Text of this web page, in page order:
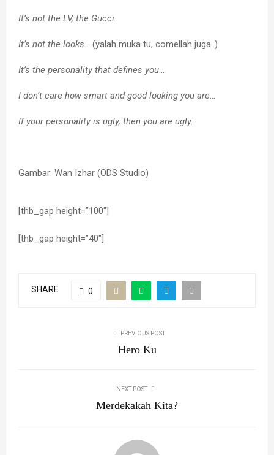
It’s not the LV, the Gucci
It’s not the looks … (yalah muka tu, comellah juga..)
It’s the personality that defines you
I don’t care how smart and good looking you are…
If your personality is ugly, then you are ugly.
Gambar: Wan Izhar (ODS Studio)
[thb_gap height=”100″]
[thb_gap height=”40″]
SHARE 0
PREVIOUS POST
Hero Ku
NEXT POST
Merdekakah Kita?